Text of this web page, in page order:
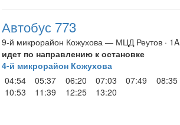
Автобус 773
9-й микрорайон Кожухова — МЦД Реутов · 1A
идет по направлению к остановке
4-й микрорайон Кожухова
04:54
05:37 06:20 07:03 07:49 08:35
10:53
11:39 12:25 13:20